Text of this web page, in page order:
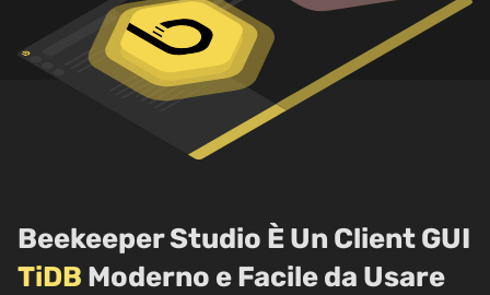
Beekeeper Studio È Un Client GUI
TiDB Moderno e Facile da Usare